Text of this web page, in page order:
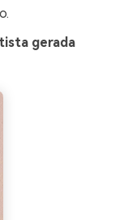
gerada